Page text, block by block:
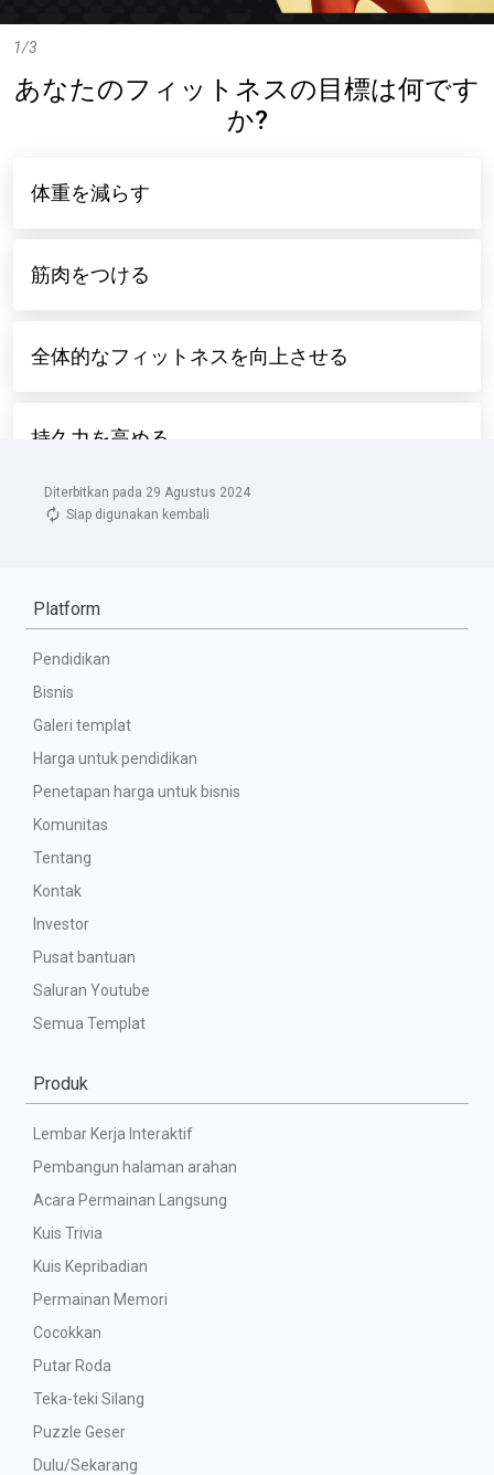
Diterbitkan pada 29 Agustus 2024
Siap digunakan kembali
Platform
Pendidikan
Bisnis
Galeri templat
Harga untuk pendidikan
Penetapan harga untuk bisnis
Komunitas
Tentang
Kontak
Investor
Pusat bantuan
Saluran Youtube
Semua Templat
Produk
Lembar Kerja Interaktif
Pembangun halaman arahan
Acara Permainan Langsung
Kuis Trivia
Kuis Kepribadian
Permainan Memori
Cocokkan
Putar Roda
Teka-teki Silang
Puzzle Geser
Dulu/Sekarang